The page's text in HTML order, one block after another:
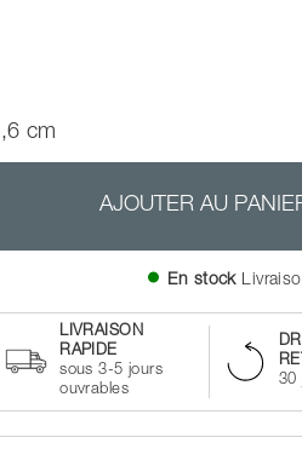
cm
AJOUTER AU
En stock
LIVRAISON
RAPIDE
sous 3-5 jours
ouvrables
30